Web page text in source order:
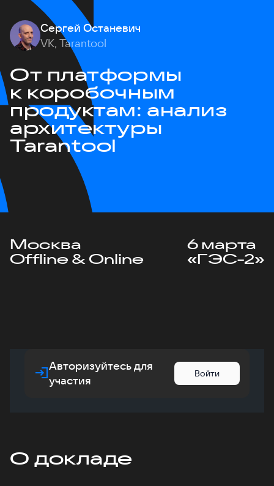
Сергей Останевич
VK, Tarantool
От платформы
к коробочным
продуктам: анализ
архитектуры
Tarantool
Москва
Offline & Online
6 марта
«ГЭС-2»
Авторизуйтесь для
участия
Войти
О докладе